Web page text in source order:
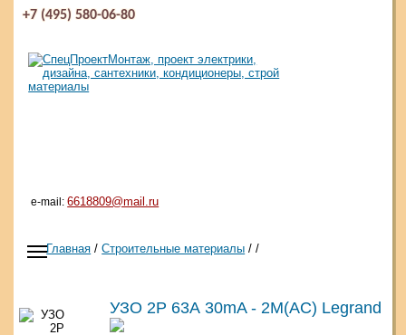
+7 (495) 580-06-80
e-mail:6618809@mail.ru
Главная /Строительные материалы //
УЗО 2P 63А 30mA - 2М(AC) Legrand